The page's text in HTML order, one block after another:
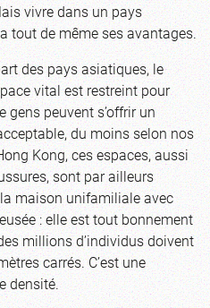
vivre dans un pays
tout de même ses avantages.
des pays asiatiques, le
vital est restreint pour
gens peuvent s’offrir un
du moins selon nos
Kong, ces espaces, aussi
sont par ailleurs
maison unifamiliale avec
: elle est tout bonnement
millions d’individus doivent
carrés. C’est une
densité.